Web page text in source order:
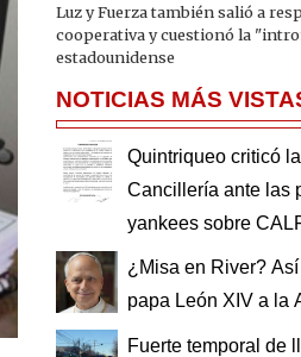
Luz y Fuerza también salió a
cooperativa y cuestionó la
estadounidense
NOTICIAS MÁS
Quintriqueo criticó
Cancillería ante las
yankees sobre
¿Misa en River?
papa León XIV a la
Fuerte temporal de